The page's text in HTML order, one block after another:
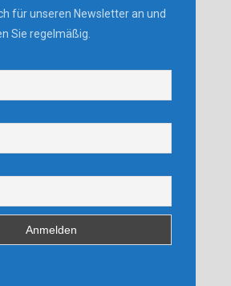
für unseren Newsletter an und
Sie regelmäßig.